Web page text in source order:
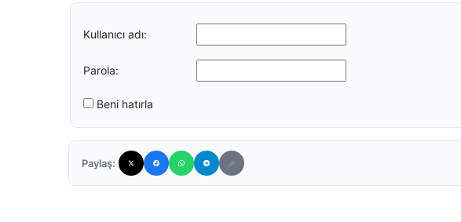
Kullanıcı adı:
Parola:
Beni hatırla
Paylaş: